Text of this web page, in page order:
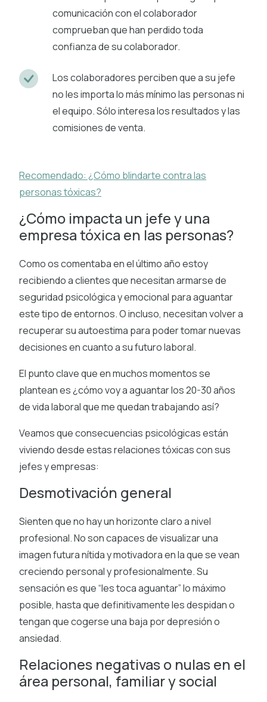
comunicación con el colaborador
comprueban que han perdido toda
confianza de su colaborador.
Los colaboradores perciben que a su jefe
no les importa lo más mínimo las personas ni
el equipo. Sólo interesa los resultados y las
comisiones de venta.
Recomendado: ¿Cómo blindarte contra las
personas tóxicas?
¿Cómo impacta un jefe y una
empresa tóxica en las personas?
Como os comentaba en el último año estoy
recibiendo a clientes que necesitan armarse de
seguridad psicológica y emocional para aguantar
este tipo de entornos. O incluso, necesitan volver a
recuperar su autoestima para poder tomar nuevas
decisiones en cuanto a su futuro laboral.
El punto clave que en muchos momentos se
plantean es ¿cómo voy a aguantar los 20-30 años
de vida laboral que me quedan trabajando así?
Veamos que consecuencias psicológicas están
viviendo desde estas relaciones tóxicas con sus
jefes y empresas:
Desmotivación general
Sienten que no hay un horizonte claro a nivel
profesional. No son capaces de visualizar una
imagen futura nítida y motivadora en la que se vean
creciendo personal y profesionalmente. Su
sensación es que “les toca aguantar” lo máximo
posible, hasta que definitivamente les despidan o
tengan que cogerse una baja por depresión o
ansiedad.
Relaciones negativas o nulas en el
área personal, familiar y social